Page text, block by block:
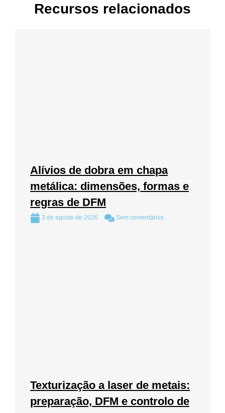
Recursos relacionados
Alívios de dobra em chapa
metálica: dimensões, formas e
regras de DFM
3 de agosto de 2026 Sem comentários
Texturização a laser de metais:
preparação, DFM e controlo de